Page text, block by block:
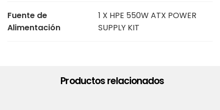
Fuente de
Alimentación
1 X HPE 550W ATX POWER
SUPPLY KIT
Productos relacionados